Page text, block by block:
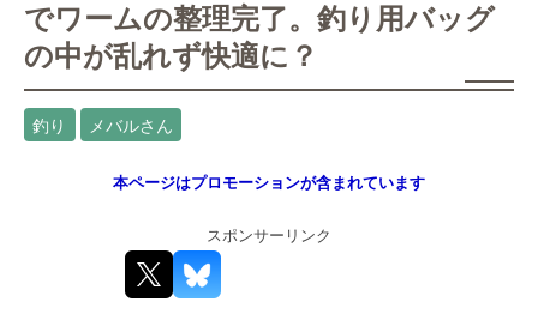
でワームの整理完了。釣り用バッグ
の中が乱れず快適に？
釣り メバルさん
本ページはプロモーションが含まれています
スポンサーリンク